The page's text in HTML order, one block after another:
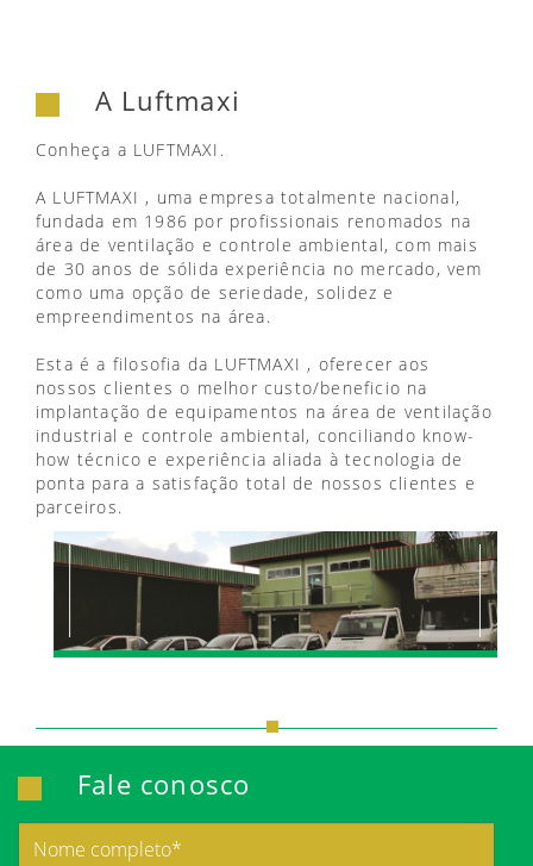
A Luftmaxi
Conheça a LUFTMAXI.
A LUFTMAXI , uma empresa totalmente nacional,
fundada em 1986 por profissionais renomados na
área de ventilação e controle ambiental, com mais
de 30 anos de sólida experiência no mercado, vem
como uma opção de seriedade, solidez e
empreendimentos na área.
Esta é a filosofia da LUFTMAXI , oferecer aos
nossos clientes o melhor custo/beneficio na
implantação de equipamentos na área de ventilação
industrial e controle ambiental, conciliando know-
how técnico e experiência aliada à tecnologia de
ponta para a satisfação total de nossos clientes e
parceiros.
Fale conosco